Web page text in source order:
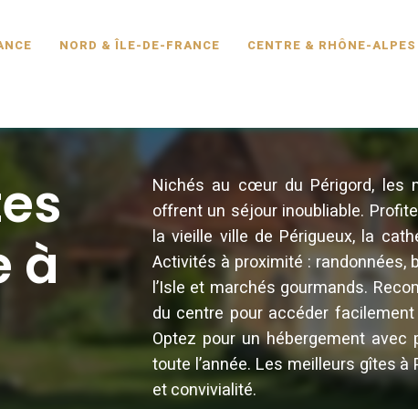
NORD & ÎLE-DE-FRANCE CENTRE & RHÔNE-ALPES
à
Nichés au cœur du Périgord, les
offrent un séjour inoubliable.
la vieille ville de Périgueux, la
Activités à proximité : randonnées,
l’Isle et marchés gourmands.
du centre pour accéder
Optez pour un hébergement
toute l’année. Les meilleurs gîtes
et convivialité.